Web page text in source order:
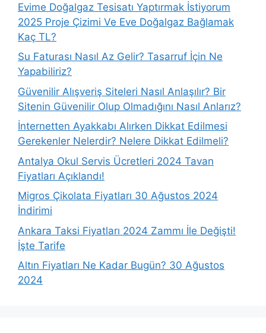
Evime Doğalgaz Tesisatı Yaptırmak İstiyorum
2025 Proje Çizimi Ve Eve Doğalgaz Bağlamak
Kaç TL?
Su Faturası Nasıl Az Gelir? Tasarruf İçin Ne
Yapabiliriz?
Güvenilir Alışveriş Siteleri Nasıl Anlaşılır? Bir
Sitenin Güvenilir Olup Olmadığını Nasıl Anlarız?
İnternetten Ayakkabı Alırken Dikkat Edilmesi
Gerekenler Nelerdir? Nelere Dikkat Edilmeli?
Antalya Okul Servis Ücretleri 2024 Tavan
Fiyatları Açıklandı!
Migros Çikolata Fiyatları 30 Ağustos 2024
İndirimi
Ankara Taksi Fiyatları 2024 Zammı İle Değişti!
İşte Tarife
Altın Fiyatları Ne Kadar Bugün? 30 Ağustos
2024